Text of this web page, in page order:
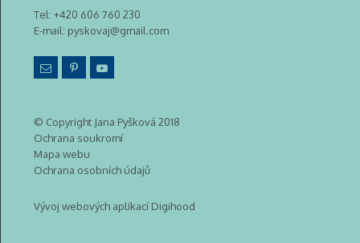
Tel: +420 606 760 230
E-mail: pyskovaj@gmail.com
© Copyright Jana Pyšková 2018
Ochrana soukromí
Mapa webu
Ochrana osobních údajů
Vývoj webových aplikací Digihood